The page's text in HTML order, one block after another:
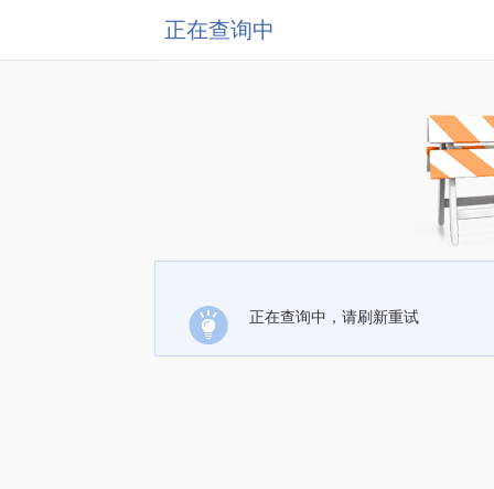
正在查询中
正在查询中，请刷新重试